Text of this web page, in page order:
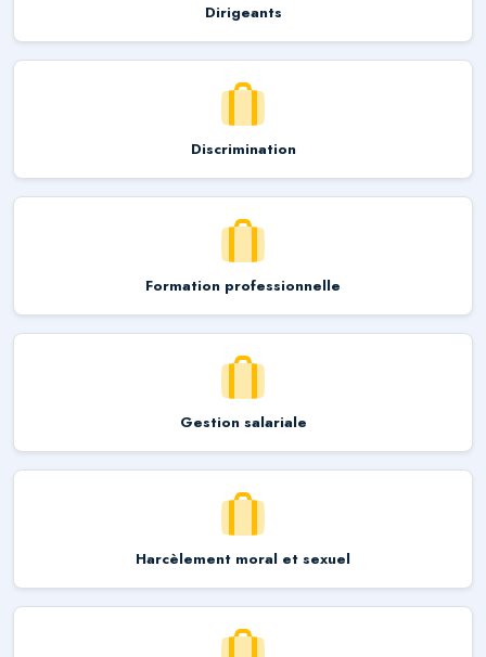
Dirigeants
Discrimination
Formation professionnelle
Gestion salariale
Harcèlement moral et sexuel